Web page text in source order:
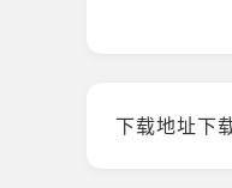
下载地址下